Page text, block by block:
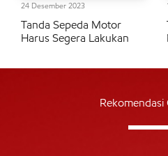
24 Desember 2023
Tanda Sepeda Motor
Harus Segera Lakukan